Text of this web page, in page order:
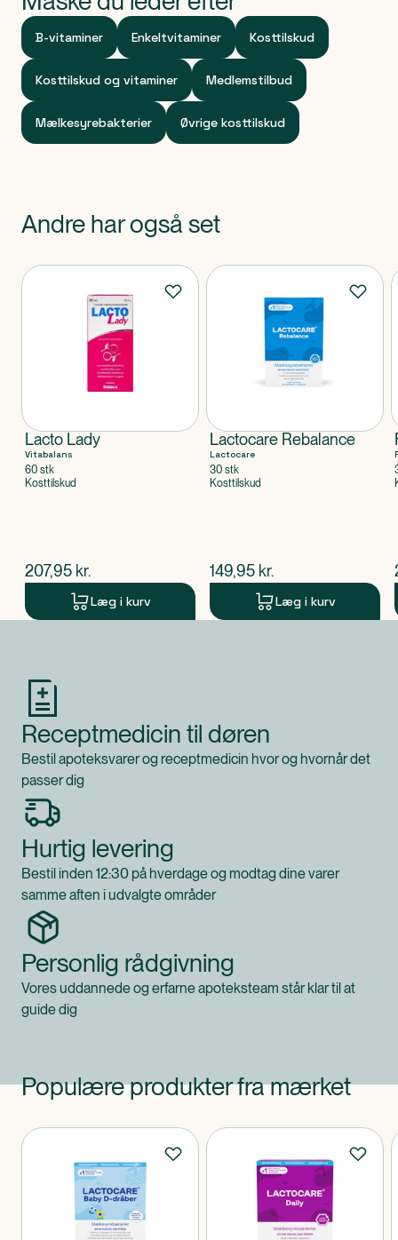
B-vitaminer Enkeltvitaminer Kosttilskud
Kosttilskud og vitaminer Medlemstilbud
Mælkesyrebakterier Øvrige kosttilskud
Andre har også set
Produkter
Lacto Lady
Vitabalans
60 stk
Kosttilskud
$nuværende pris
207,95 kr.
Læg i kurv
Lactocare Rebalance
Lactocare
30 stk
Kosttilskud
$nuværende pris
149,95 kr.
Læg i kurv
Receptmedicin til døren
Bestil apoteksvarer og receptmedicin hvor og hvornår det
passer dig
Hurtig levering
Bestil inden 12:30 på hverdage og modtag dine varer
samme aften i udvalgte områder
Personlig rådgivning
Vores uddannede og erfarne apoteksteam står klar til at
guide dig
Populære produkter fra mærket
Produkter